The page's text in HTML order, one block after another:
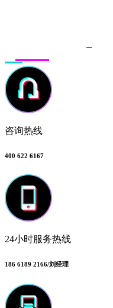
咨询热线
400 622 6167
24小时服务热线
186 6189 2166/刘经理